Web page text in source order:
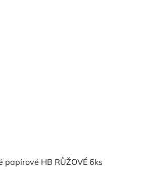
papírové HB RŮŽOVÉ 6ks